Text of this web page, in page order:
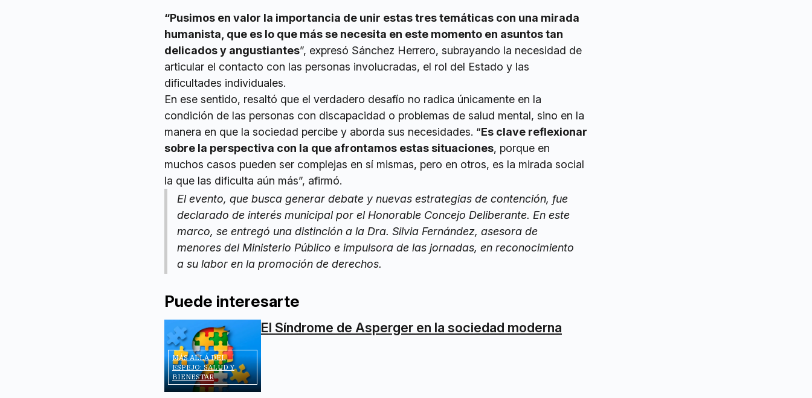
“Pusimos en valor la importancia de unir estas tres temáticas con una mirada
humanista, que es lo que más se necesita en este momento en asuntos tan
delicados y angustiantes”, expresó Sánchez Herrero, subrayando la necesidad de
articular el contacto con las personas involucradas, el rol del Estado y las
dificultades individuales.
En ese sentido, resaltó que el verdadero desafío no radica únicamente en la
condición de las personas con discapacidad o problemas de salud mental, sino en la
manera en que la sociedad percibe y aborda sus necesidades. “Es clave reflexionar
sobre la perspectiva con la que afrontamos estas situaciones, porque en
muchos casos pueden ser complejas en sí mismas, pero en otros, es la mirada social
la que las dificulta aún más”, afirmó.
El evento, que busca generar debate y nuevas estrategias de contención, fue
declarado de interés municipal por el Honorable Concejo Deliberante. En este
marco, se entregó una distinción a la Dra. Silvia Fernández, asesora de
menores del Ministerio Público e impulsora de las jornadas, en reconocimiento
a su labor en la promoción de derechos.
Puede interesarte
MÁS ALLÁ DEL
ESPEJO: SALUD Y
BIENESTAR
El Síndrome de Asperger en la sociedad moderna